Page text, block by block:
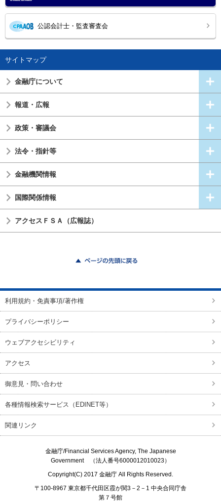
公認会計士・監査審査会
サイトマップ
金融庁について
報道・広報
政策・審議会
法令・指針等
金融機関情報
国際関係情報
アクセスＦＳＡ（広報誌）
利用規約・免責事項/著作権
プライバシーポリシー
ウェブアクセシビリティ
アクセス
御意見・問い合わせ
各種情報検索サービス（EDINET等）
関連リンク
金融庁/Financial Services Agency, The Japanese
Government（法人番号6000012010023）
Copyright(C) 2017 金融庁 All Rights Reserved.
〒100-8967 東京都千代田区霞が関3－2－1 中央合同庁舎
第７号館